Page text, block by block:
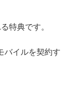
特典です。
バイルを契約す